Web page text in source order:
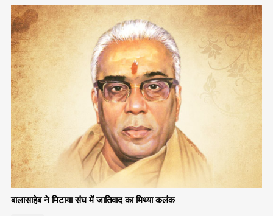
बालासाहेब ने मिटाया संघ में जातिवाद का मिथ्या कलंक